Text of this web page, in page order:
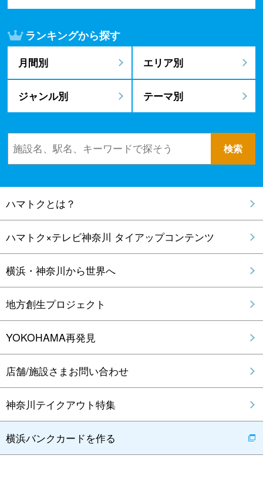
ランキングから探す
月間別 エリア別
ジャンル別 テーマ別
ハマトクとは？
ハマトク×テレビ神奈川 タイアップコンテンツ
横浜・神奈川から世界へ
地方創生プロジェクト
YOKOHAMA再発見
店舗/施設さまお問い合わせ
神奈川テイクアウト特集
横浜バンクカードを作る